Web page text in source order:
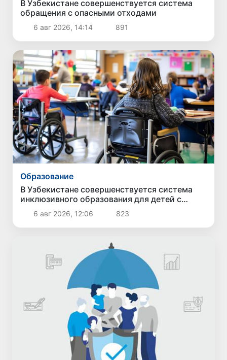
В Узбекистане совершенствуется система
обращения с опасными отходами
6 авг 2026, 14:14 891
Образование
В Узбекистане совершенствуется система
инклюзивного образования для детей с
особыми образовательными потребностями
6 авг 2026, 12:06 823